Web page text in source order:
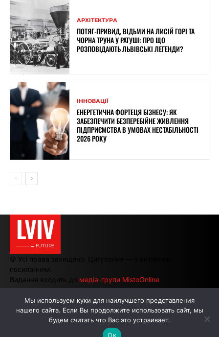
АРХІТЕКТУРА
ПОТЯГ-ПРИВИД, ВІДЬМИ НА ЛИСІЙ ГОРІ ТА
ЧОРНА ТРУНА У РАТУШІ: ПРО ЩО
РОЗПОВІДАЮТЬ ЛЬВІВСЬКІ ЛЕГЕНДИ?
ІННОВАЦІЇ
ЕНЕРГЕТИЧНА ФОРТЕЦЯ БІЗНЕСУ: ЯК
ЗАБЕЗПЕЧИТИ БЕЗПЕРЕБІЙНЕ ЖИВЛЕННЯ
ПІДПРИЄМСТВА В УМОВАХ НЕСТАБІЛЬНОСТІ
2026 РОКУ
LVIV
———→ FUTURE
© Усі права захищено. Цитування — з активним
посиланням.
Видання входить до медіа-групи MistoOnline
АВТОРИ РЕКЛАМА НА САЙТІ
Мы используем куки для наилучшего представления
нашего сайта. Если Вы продолжите использовать сайт, мы
будем считать что Вас это устраивает.
Ок